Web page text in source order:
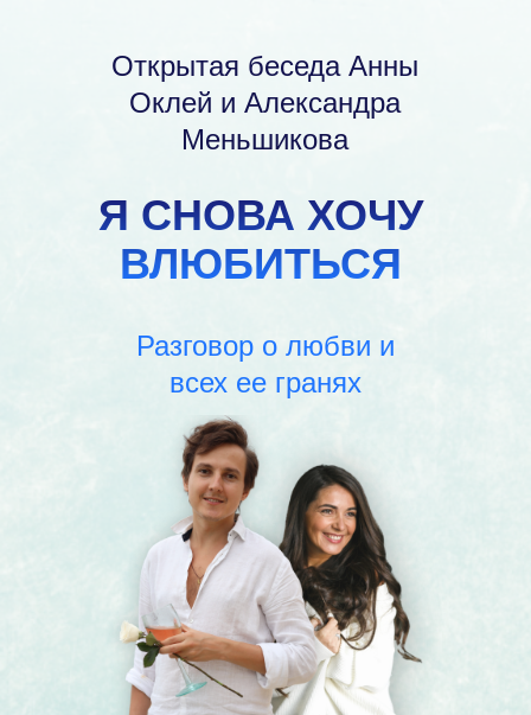
Открытая беседа Анны
Оклей и Александра
Меньшикова
Я СНОВА ХОЧУ
ВЛЮБИТЬСЯ
Разговор о любви и
всех ее гранях